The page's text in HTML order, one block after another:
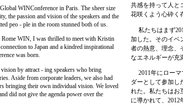
WINConference in Paris. The sheer size
the passion and vision of the speakers and the
peo - ple in the room stunned both of us.
WIN, I was thrilled to meet with Kristin
to Japan and a kindred inspirational
was born.
by attract - ing speakers who bring
Aside from corporate leaders, we also had
bringing their own individual vision. We loved
did not give the agenda power over the
共感を持って人と
花咲くよう心砕く
私たちはまず
加した。そのイベ
者の熱意、理念、
なエネルギーが充
2011年にローマ
ダーとして参加し
れた。私たちはお
に導かれて、2012